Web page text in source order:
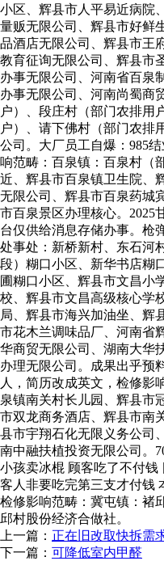
小区、辉县市人平易近病院
量贩无限公司、辉县市好鲜
品酒店无限公司、辉县市王
教育征询无限公司、辉县市
办事无限公司、河南省百泉
办事无限公司、河南尚蜀商
户）、段庄村（部门农排用
户）、请下佛村（部门农排
公司。大厂员工自爆：985
响范畴：百泉镇：百泉村（
近、辉县市百泉镇卫生院、
无限公司、辉县市百泉药城
市百泉景区办理核心。2025
台仅供给消息存储办事。枪
处事处：新桥新村、东石河
段）糊口小区、新华书店糊
圃糊口小区、辉县市文昌小
校、辉县市文昌高级核心学
局、辉县市海兴加油坐、辉
市花木兰调味品厂、河南省
华商贸无限公司、湖南大华
办理无限公司。成果出乎预
人，简历改成英文，检修影
泉镇南关村长儿园、辉县市
市双龙商务酒店、辉县市南
县市宇翔石化无限义务公司
南中融扶植投资无限公司。
小孩卖冰棍 顾客吃了不付钱
客人非要吃完第三支才付钱
检修影响范畴：冀屯镇：褚
邱村股份经济合做社。
上一篇： 正在旧改取快拆需
下一篇： 可降低室内甲醛